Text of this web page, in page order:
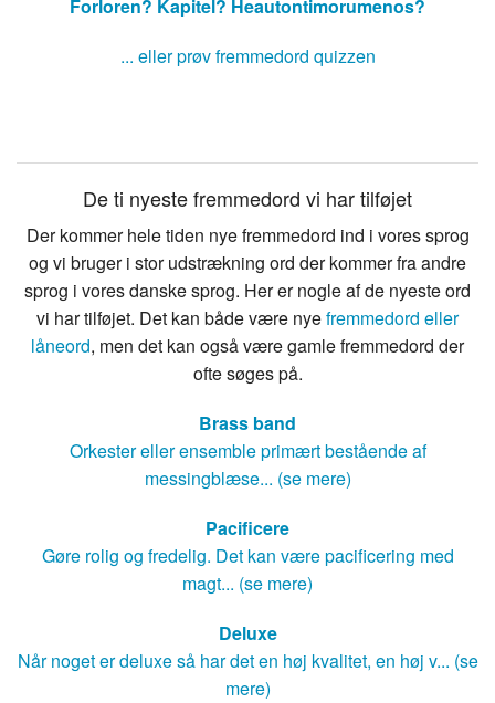
Forloren? Kapitel? Heautontimorumenos?
... eller prøv fremmedord quizzen
De ti nyeste fremmedord vi har tilføjet
Der kommer hele tiden nye fremmedord ind i vores sprog
og vi bruger i stor udstrækning ord der kommer fra andre
sprog i vores danske sprog. Her er nogle af de nyeste ord
vi har tilføjet. Det kan både være nyefremmedord eller
låneord, men det kan også være gamle fremmedord der
ofte søges på.
Brass band
Orkester eller ensemble primært bestående af
messingblæse... (se mere)
Pacificere
Gøre rolig og fredelig. Det kan være pacificering med
magt... (se mere)
Deluxe
Når noget er deluxe så har det en høj kvalitet, en høj v... (se
mere)